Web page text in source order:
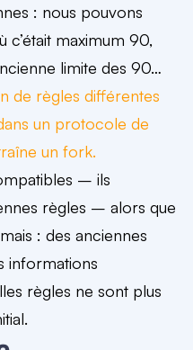
: nous pouvons
c’était maximum 90,
limite des 90…
de règles différentes
un protocole de
un fork.
– ils
règles – alors que
: des anciennes
informations
règles ne sont plus